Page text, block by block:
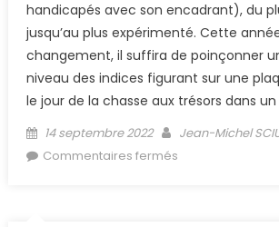
handicapés avec son encadrant), du
jusqu’au plus expérimenté. Cette
changement, il suffira de poinçonner
niveau des indices figurant sur une
le jour de la chasse aux trésors dans un
Posted on
14 septembre 2022 Author
Jean-Michel
Commentaires fermés